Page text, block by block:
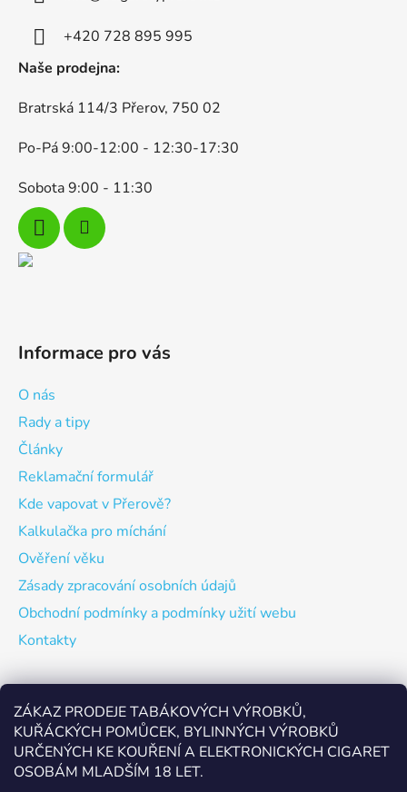
ZÁKAZ PRODEJE TABÁKOVÝCH VÝROBKŮ,
KUŘÁCKÝCH POMŮCEK, BYLINNÝCH VÝROBKŮ
URČENÝCH KE KOUŘENÍ A ELEKTRONICKÝCH CIGARET
OSOBÁM MLADŠÍM 18 LET.
+420 728 895 995
Naše prodejna:
Bratrská 114/3 Přerov, 750 02
Po-Pá 9:00-12:00 - 12:30-17:30
Sobota 9:00 - 11:30
Informace pro vás
O nás
Rady a tipy
Články
Reklamační formulář
Kde vapovat v Přerově?
Kalkulačka pro míchání
Ověření věku
Zásady zpracování osobních údajů
Obchodní podmínky a podmínky užití webu
Kontakty
Odebírat newsletter
Vložte svůj e-mail a my vám budeme zasílat informace o
nových produktech na našem e-shopu.